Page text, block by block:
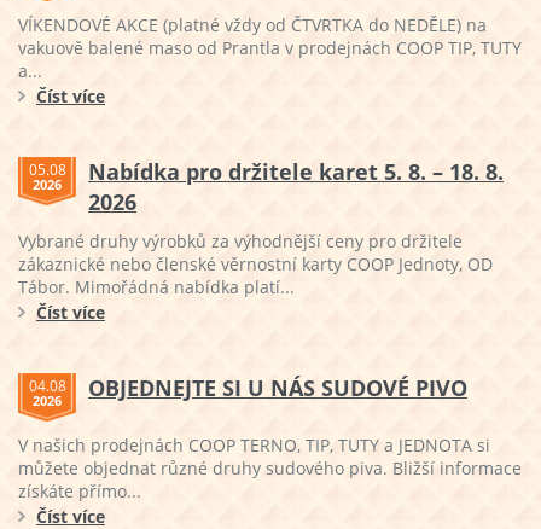
VÍKENDOVÉ AKCE (platné vždy od ČTVRTKA do NEDĚLE) na
vakuově balené maso od Prantla v prodejnách COOP TIP, TUTY
a...
Číst více
05.08
2026
Nabídka pro držitele karet 5. 8. – 18. 8.
2026
Vybrané druhy výrobků za výhodnější ceny pro držitele
zákaznické nebo členské věrnostní karty COOP Jednoty, OD
Tábor. Mimořádná nabídka platí...
Číst více
04.08
2026 OBJEDNEJTE SI U NÁS SUDOVÉ PIVO
V našich prodejnách COOP TERNO, TIP, TUTY a JEDNOTA si
můžete objednat různé druhy sudového piva. Bližší informace
získáte přímo...
Číst více